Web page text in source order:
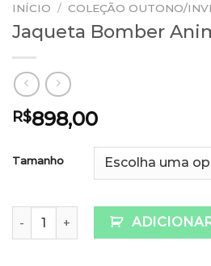
INÍCIO / COLEÇÃO OUTONO/
Jaqueta Bomber
R$898,00
Tamanho
Jaqueta Bomber Animal Print